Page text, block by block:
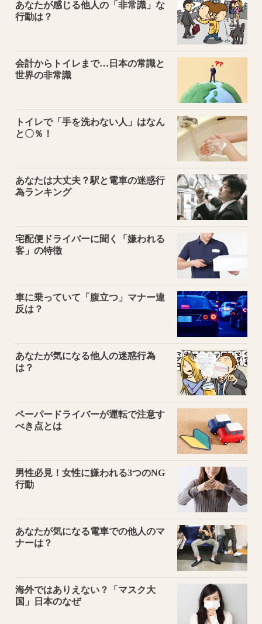
あなたが感じる他人の「非常識」な
行動は？
会計からトイレまで…日本の常識と
世界の非常識
トイレで「手を洗わない人」はなん
と〇％！
あなたは大丈夫？駅と電車の迷惑行
為ランキング
宅配便ドライバーに聞く「嫌われる
客」の特徴
車に乗っていて「腹立つ」マナー違
反は？
あなたが気になる他人の迷惑行為
は？
ペーパードライバーが運転で注意す
べき点とは
男性必見！女性に嫌われる3つのNG
行動
あなたが気になる電車での他人のマ
ナーは？
海外ではありえない？「マスク大
国」日本のなぜ